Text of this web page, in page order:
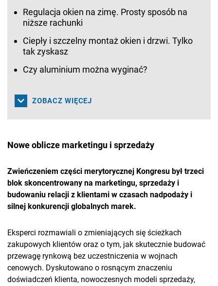
Regulacja okien na zimę. Prosty sposób na
niższe rachunki
Ciepły i szczelny montaż okien i drzwi. Tylko
tak zyskasz
Czy aluminium można wyginać?
ZOBACZ WIĘCEJ
Nowe oblicze marketingu i sprzedaży
Zwieńczeniem części merytorycznej Kongresu był trzeci
blok skoncentrowany na marketingu, sprzedaży i
budowaniu relacji z klientami w czasach nadpodaży i
silnej konkurencji globalnych marek.
Eksperci rozmawiali o zmieniających się ścieżkach
zakupowych klientów oraz o tym, jak skutecznie budować
przewagę rynkową bez uczestniczenia w wojnach
cenowych. Dyskutowano o rosnącym znaczeniu
doświadczeń klienta, nowoczesnych modeli sprzedaży,